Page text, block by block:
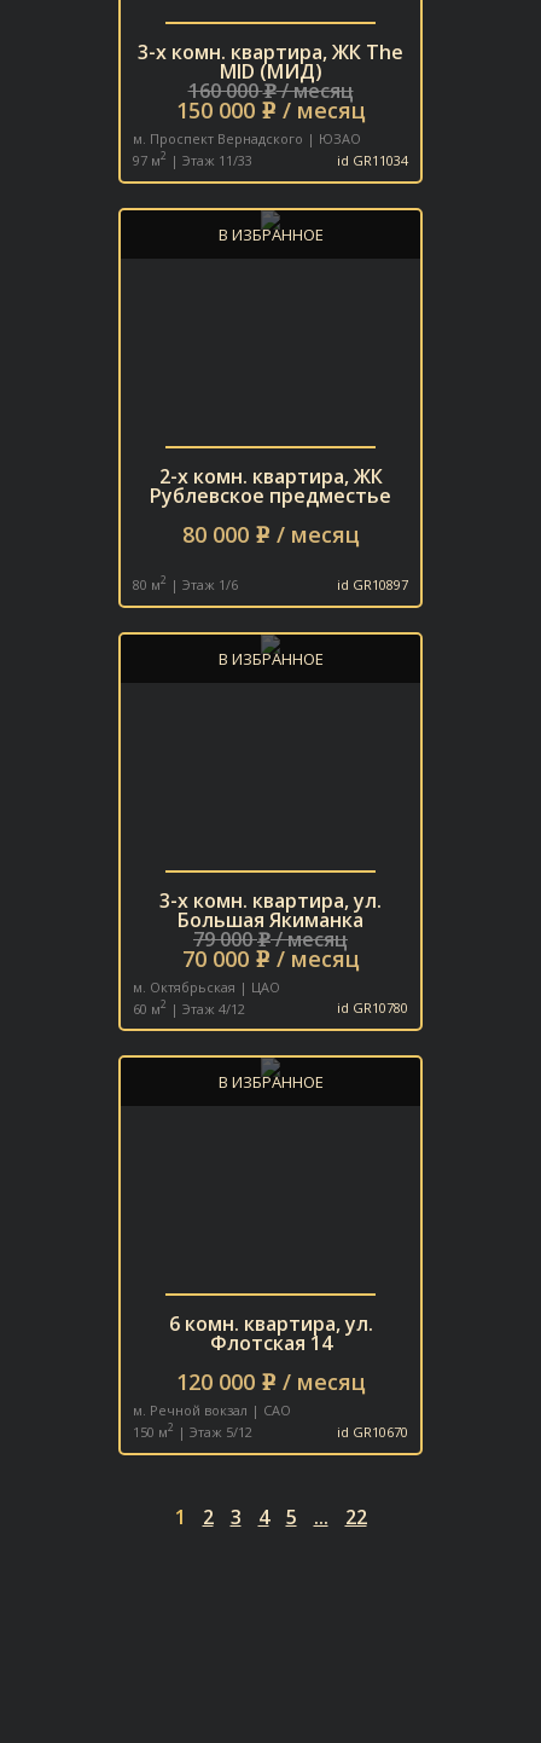
3-х комн. квартира, ЖК The
MID (МИД)
160 000e/ месяц
150 000 e / месяц
м. Проспект Вернадского | ЮЗАО
97 м2 | Этаж 11/33 id GR11034
2-х комн. квартира, ЖК
Рублевское предместье
80 000 e / месяц
80 м2 | Этаж 1/6 id GR10897
В ИЗБРАННОЕ
3-х комн. квартира, ул.
Большая Якиманка
79 000e/ месяц
70 000 e / месяц
м. Октябрьская | ЦАО
60 м2 | Этаж 4/12 id GR10780
В ИЗБРАННОЕ
6 комн. квартира, ул.
Флотская 14
120 000 e / месяц
м. Речной вокзал | САО
150 м2 | Этаж 5/12 id GR10670
В ИЗБРАННОЕ
1 2 3 4 5 ... 22